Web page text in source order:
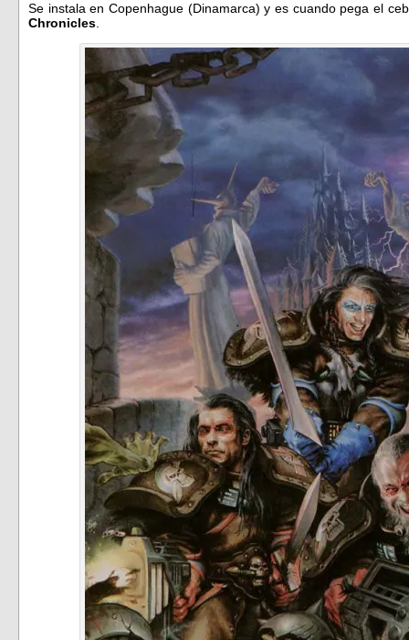
Se instala en Copenhague (Dinamarca) y es cuando pega el
Chronicles.